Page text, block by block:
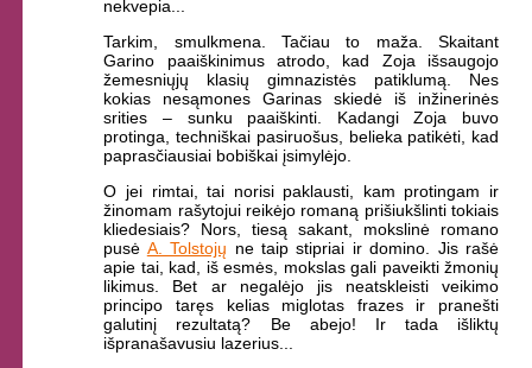
nekvepia...
Tarkim, smulkmena. Tačiau to maža. Skaitant
Garino paaiškinimus atrodo, kad Zoja išsaugojo
žemesniųjų klasių gimnazistės patiklumą. Nes
kokias nesąmones Garinas skiedė iš inžinerinės
srities – sunku paaiškinti. Kadangi Zoja buvo
protinga, techniškai pasiruošus, belieka patikėti, kad
paprasčiausiai bobiškai įsimylėjo.
O jei rimtai, tai norisi paklausti, kam protingam ir
žinomam rašytojui reikėjo romaną prišiukšlinti tokiais
kliedesiais? Nors, tiesą sakant, mokslinė romano
pusė A. Tolstojų ne taip stipriai ir domino. Jis rašė
apie tai, kad, iš esmės, mokslas gali paveikti žmonių
likimus. Bet ar negalėjo jis neatskleisti veikimo
principo taręs kelias miglotas frazes ir pranešti
galutinį rezultatą? Be abejo! Ir tada išliktų
išpranašavusiu lazerius...